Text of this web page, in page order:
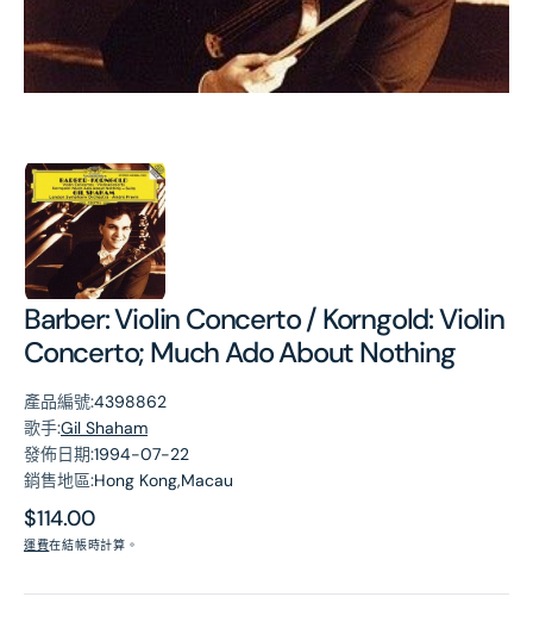
Barber: Violin Concerto / Korngold: Violin
Concerto; Much Ado About Nothing
產品編號:4398862
歌手:Gil Shaham
發佈日期:1994-07-22
銷售地區:Hong Kong,Macau
原
價
$114.00
運費在結帳時計算。
啟
第
1
張